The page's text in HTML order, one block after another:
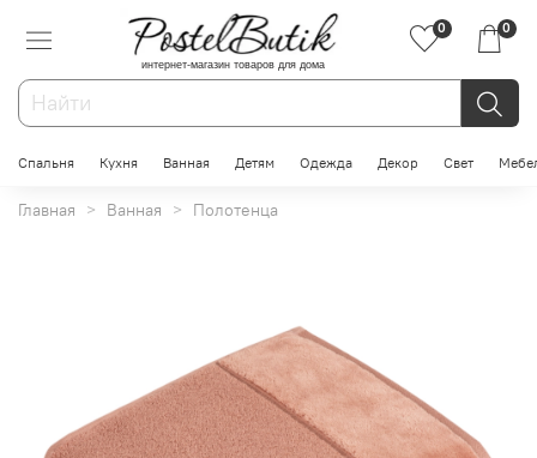
интернет-магазин товаров для дома
0 0
Спальня Кухня Ванная Детям Одежда Декор Свет
Главная Ванная Полотенца